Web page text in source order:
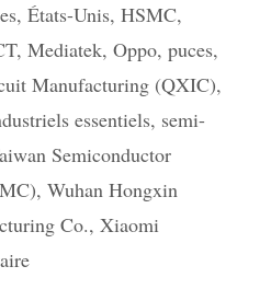
, États-Unis, HSMC,
, Mediatek, Oppo, puces,
Manufacturing (QXIC),
essentiels, semi-
Semiconductor
, Wuhan Hongxin
Co., Xiaomi